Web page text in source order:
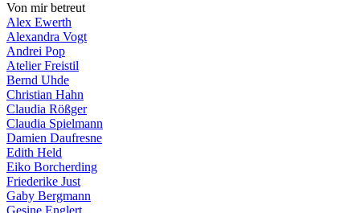
Von mir betreut
Alex Ewerth
Alexandra Vogt
Andrei Pop
Atelier Freistil
Bernd Uhde
Christian Hahn
Claudia Rößger
Claudia Spielmann
Damien Daufresne
Edith Held
Eiko Borcherding
Friederike Just
Gaby Bergmann
Gesine Englert